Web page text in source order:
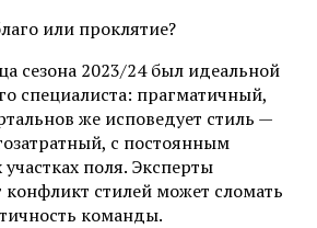
или проклятие?
сезона 2023/24 был идеальной
специалиста: прагматичный,
же исповедует стиль —
с постоянным
поля. Эксперты
конфликт стилей может сломать
команды.